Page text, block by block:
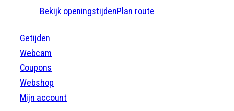
Bekijk openingstijdenPlan route
Getijden
Webcam
Coupons
Webshop
Mijn account